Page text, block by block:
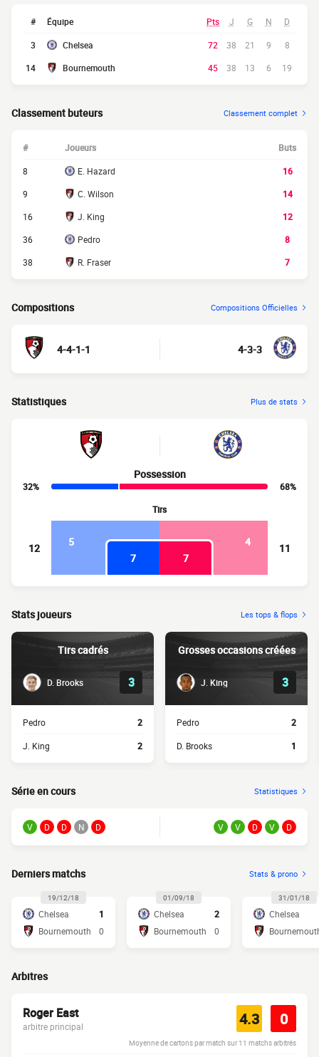
# Équipe Pts J G N D
3 Chelsea 72 38 21 9
8
14
Bournemouth 45 38 13 6 19
Classement buteurs Classement complet
# Joueurs Buts
8 E. Hazard
16
9
C. Wilson
14
16
J. King
12
36
Pedro
8
38
R. Fraser 7
Compositions Compositions Officielles
4-4-1-1 4-3-3
Statistiques Plus de stats
Possession
32%
68%
Tirs
12 5
4
7
7
11
Stats joueurs Les tops & flops
Tirs cadrés
D. Brooks 3
Pedro 2
J. King 2
Grosses occasions créées
J. King 3
Pedro 2
D. Brooks 1
Série en cours Statistiques
V D D N D V V D V D
Derniers matchs Stats & prono
19/12/18
Chelsea
1
Bournemouth
0
01/09/18
Chelsea
2
Bournemouth
0
31/01/18
Chelsea
Arbitres
Roger East
arbitre principal 4.3 0
Moyenne de cartons par match sur 11 matchs arbitrés